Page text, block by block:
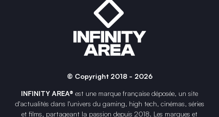
© Copyright 2018 - 2026
INFINITY AREA® est une marque française déposée, un site
d'actualités dans l'univers du gaming, high tech, cinémas, séries
et films, partageant la passion depuis 2018. Les marques et